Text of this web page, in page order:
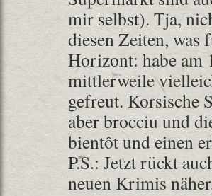
mir selbst). Tja,
diesen Zeiten,
Horizont: habe am
mittlerweile
gefreut. Korsische
aber brocciu und
bientôt und einen
P.S.: Jetzt rückt
neuen Krimis